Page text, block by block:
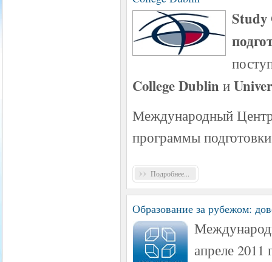
Study
College Dublin и
Международный Центр
программы
Подробнее...
Образование за рубежом:
апреле